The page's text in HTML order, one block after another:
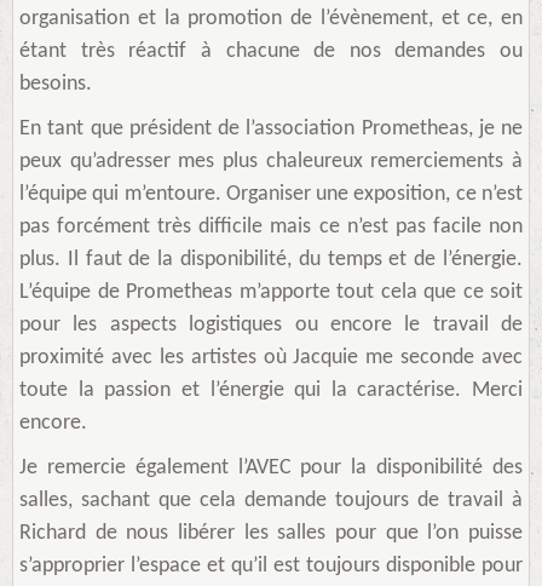
organisation et la promotion de l’évènement, et ce, en
étant très réactif à chacune de nos demandes ou
besoins.
En tant que président de l’association Prometheas, je ne
peux qu’adresser mes plus chaleureux remerciements à
l’équipe qui m’entoure. Organiser une exposition, ce n’est
pas forcément très difficile mais ce n’est pas facile non
plus. Il faut de la disponibilité, du temps et de l’énergie.
L’équipe de Prometheas m’apporte tout cela que ce soit
pour les aspects logistiques ou encore le travail de
proximité avec les artistes où Jacquie me seconde avec
toute la passion et l’énergie qui la caractérise. Merci
encore.
Je remercie également l’AVEC pour la disponibilité des
salles, sachant que cela demande toujours de travail à
Richard de nous libérer les salles pour que l’on puisse
s’approprier l’espace et qu’il est toujours disponible pour